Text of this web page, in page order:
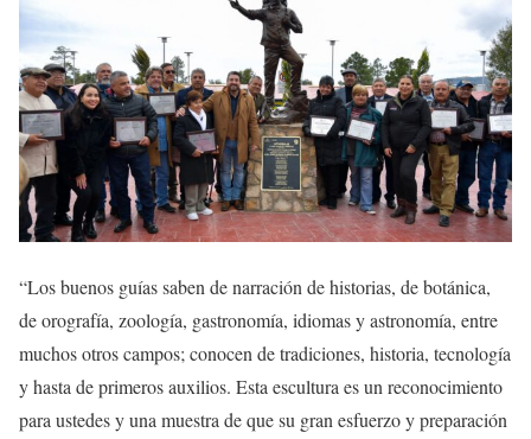
“Los buenos guías saben de narración de historias, de botánica,
de orografía, zoología, gastronomía, idiomas y astronomía, entre
muchos otros campos; conocen de tradiciones, historia, tecnología
y hasta de primeros auxilios. Esta escultura es un reconocimiento
para ustedes y una muestra de que su gran esfuerzo y preparación